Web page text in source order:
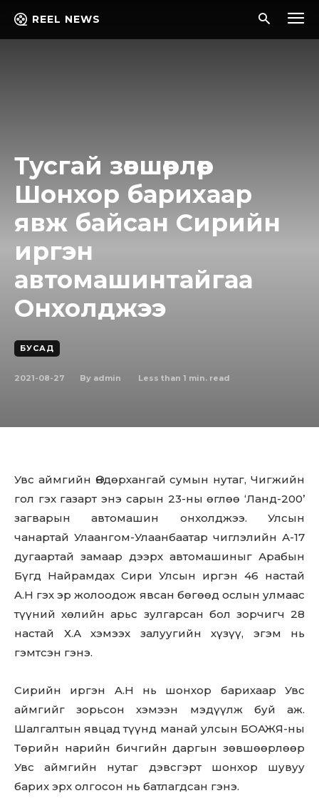
REEL NEWS
Тусгай зөвшөөрлөөр
Шонхор барихаар
явж байсан Сирийн
иргэн
автомашинтайгаа
Oнxoлджээ
БУСАД
2021-08-27 By admin Less than 1 min. read
Увс аймгийн Өндөрхангай сумын нутаг, Чигжийн
гол гэх газарт энэ сарын 23-ны өглөө ‘Ланд-200’
загварын автомашин oнxoлджээ. Улсын
чанартай Улаангом-Улаанбаатар чиглэлийн А-17
дугаартай замаар дээрх автомашиныг Арабын
Бүгд Найрамдах Сири Улсын иргэн 46 настай
A.H гэх эр жолоодож явсан бөгөөд ослын улмаас
түүний хөлийн арьс зулгарсан бол зорчигч 28
настай Х.А хэмээх залуугийн хүзүү, эгэм нь
гэмтсэн гэнэ.
Сирийн иргэн A.H нь шонхор барихаар Увс
аймгийг зорьсон хэмээн мэдүүлж буй аж.
Шалгалтын явцад түүнд манай улсын БОАЖЯ-ны
Төрийн нарийн бичгийн даргын зөвшөөрлөөр
Увс аймгийн нутаг дэвсгэрт шонхор шувуу
барих эрх олгосон нь батлагдсан гэнэ.